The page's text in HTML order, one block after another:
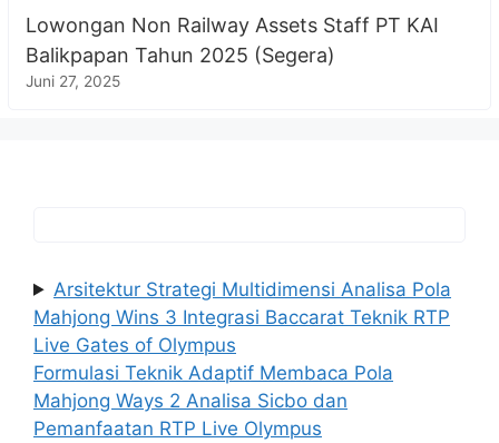
Lowongan Non Railway Assets Staff PT KAI
Balikpapan Tahun 2025 (Segera)
Juni 27, 2025
Arsitektur Strategi Multidimensi Analisa Pola
Mahjong Wins 3 Integrasi Baccarat Teknik RTP
Live Gates of Olympus
Formulasi Teknik Adaptif Membaca Pola
Mahjong Ways 2 Analisa Sicbo dan
Pemanfaatan RTP Live Olympus